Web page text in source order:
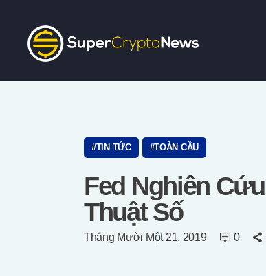
TIN TỨC TOÀN CẦU
Fed Nghiên
Thuật Số
Tháng Mười Một 21, 2019 0